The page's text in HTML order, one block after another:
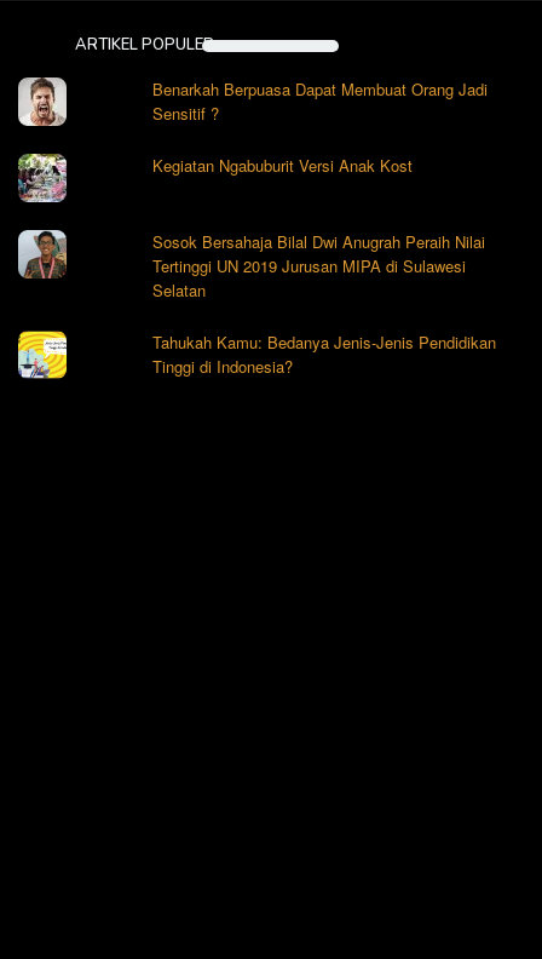
ARTIKEL POPULER
Benarkah Berpuasa Dapat Membuat Orang Jadi
Sensitif ?
Kegiatan Ngabuburit Versi Anak Kost
Sosok Bersahaja Bilal Dwi Anugrah Peraih Nilai
Tertinggi UN 2019 Jurusan MIPA di Sulawesi
Selatan
Tahukah Kamu: Bedanya Jenis-Jenis Pendidikan
Tinggi di Indonesia?